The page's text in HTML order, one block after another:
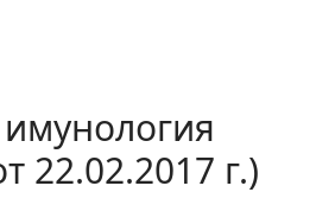
22.02.2017 г.)